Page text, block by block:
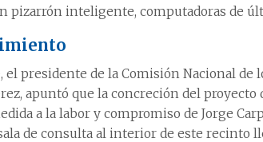
pizarrón inteligente, computadoras de
el presidente de la Comisión Nacional de
apuntó que la concreción del
a la labor y compromiso de Jorge
de consulta al interior de este recinto